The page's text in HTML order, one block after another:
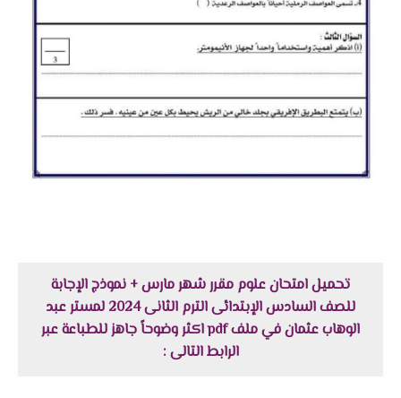
تحميل امتحان علوم مقرر شهر مارس + نموذج الإجابة
للصف السادس الإبتدائى الترم الثانى 2024 لمستر عبد
الوهاب عثمان في ملف pdf اكثر وضوحاً جاهز للطباعة عبر
الرابط التالى :